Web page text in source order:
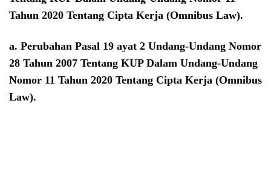
Tahun 2020 Tentang Cipta Kerja (Omnibus Law).
a. Perubahan Pasal 19 ayat 2 Undang-Undang Nomor
28 Tahun 2007 Tentang KUP Dalam Undang-Undang
Nomor 11 Tahun 2020 Tentang Cipta Kerja (Omnibus
Law).